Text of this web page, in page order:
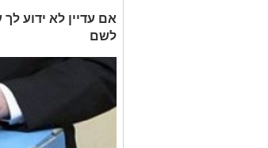
אם עדיין לא ידוע
לשם